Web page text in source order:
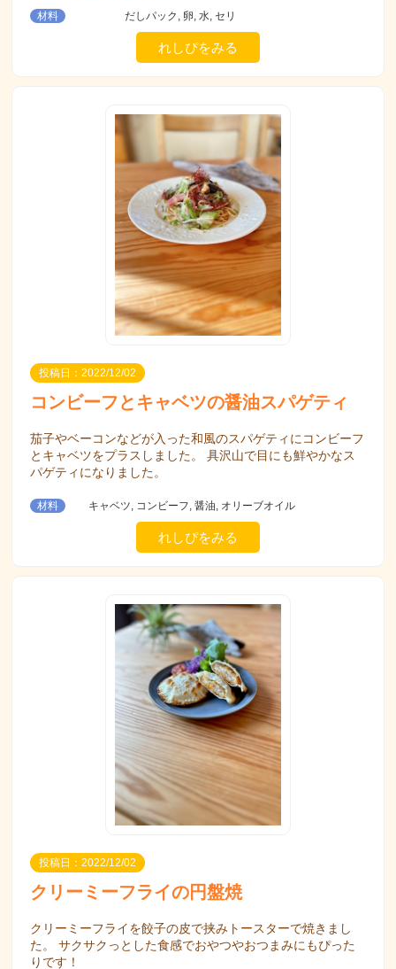
材料 だしパック, 卵, 水, セリ
れしぴをみる
投稿日：2022/12/02
コンビーフとキャベツの醤油スパゲティ
茄子やベーコンなどが入った和風のスパゲティにコンビーフ
とキャベツをプラスしました。 具沢山で目にも鮮やかなス
パゲティになりました。
材料 キャベツ, コンビーフ, 醤油, オリーブオイル
れしぴをみる
投稿日：2022/12/02
クリーミーフライの円盤焼
クリーミーフライを餃子の皮で挟みトースターで焼きまし
た。 サクサクっとした食感でおやつやおつまみにもぴった
りです！